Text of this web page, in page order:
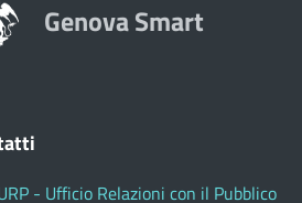
Genova Smart
- Ufficio Relazioni con il Pubblico